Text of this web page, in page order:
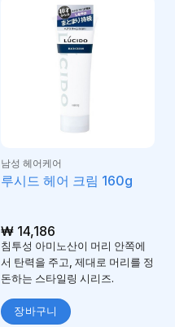
남성 헤어케어
루시드 헤어 크림 160g
₩14,186
침투성 아미노산이 머리 안쪽에
서 탄력을 주고, 제대로 머리를 정
돈하는 스타일링 시리즈.
장바구니